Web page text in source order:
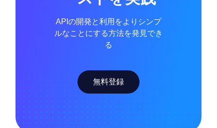
APIの開発と利用をよりシンプ
ルなことにする方法を発見でき
る
無料登録